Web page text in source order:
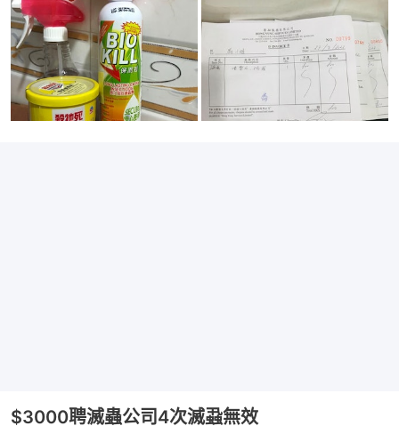
$3000聘滅蟲公司4次滅蝨無效